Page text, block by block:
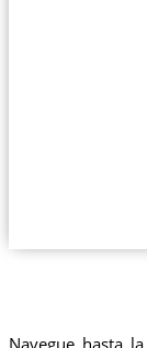
Navegue hasta